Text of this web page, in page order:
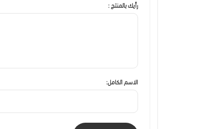
رأيك بالمنتج :
الاسم الكامل: